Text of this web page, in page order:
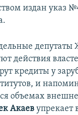
издан указ
депутаты
действия
кредиты у
и
объемах
Акаев упрекает